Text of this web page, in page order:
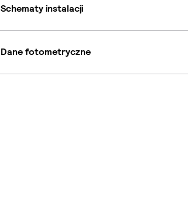
Schematy instalacji
Dane fotometryczne